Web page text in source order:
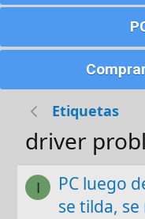
Etiquetas
driver
I
PC luego
se tilda,